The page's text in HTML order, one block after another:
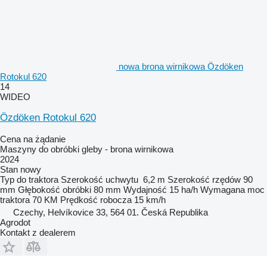
nowa brona wirnikowa Özdöken
Rotokul 620
14
WIDEO
Özdöken Rotokul 620
Cena na żądanie
Maszyny do obróbki gleby - brona wirnikowa
2024
Stan nowy
Typ do traktora Szerokość uchwytu 6,2 m Szerokość rzędów 90
mm Głębokość obróbki 80 mm Wydajność 15 ha/h Wymagana moc
traktora 70 KM Prędkość robocza 15 km/h
Czechy, Helvíkovice 33, 564 01. Česká Republika
Agrodot
Kontakt z dealerem